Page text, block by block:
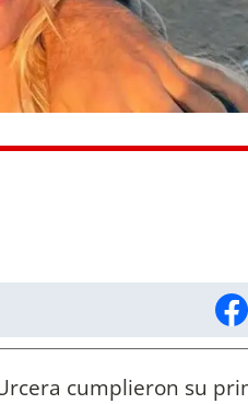
cumplieron su